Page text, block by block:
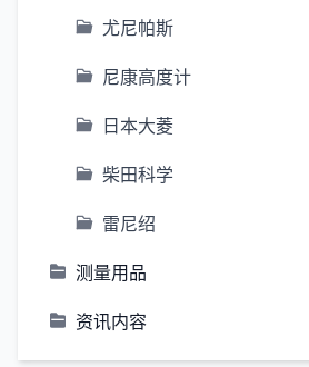
尤尼帕斯
尼康高度计
日本大菱
柴田科学
雷尼绍
测量用品
资讯内容